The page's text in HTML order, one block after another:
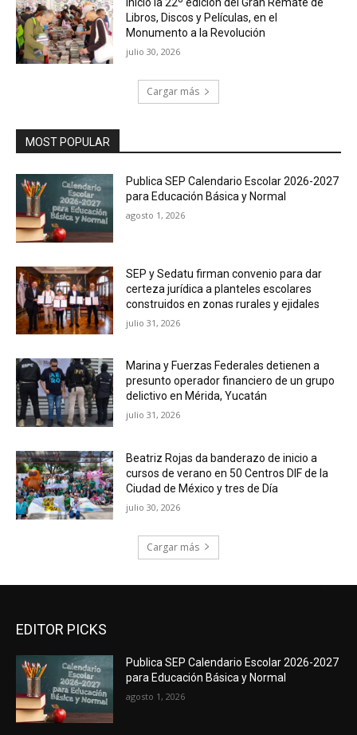
Inició la 22º edición del Gran Remate de
Libros, Discos y Películas, en el
Monumento a la Revolución
julio 30, 2026
Cargar más
MOST POPULAR
Publica SEP Calendario Escolar 2026-2027
para Educación Básica y Normal
agosto 1, 2026
SEP y Sedatu firman convenio para dar
certeza jurídica a planteles escolares
construidos en zonas rurales y ejidales
julio 31, 2026
Marina y Fuerzas Federales detienen a
presunto operador financiero de un grupo
delictivo en Mérida, Yucatán
julio 31, 2026
Beatriz Rojas da banderazo de inicio a
cursos de verano en 50 Centros DIF de la
Ciudad de México y tres de Día
julio 30, 2026
Cargar más
EDITOR PICKS
Publica SEP Calendario Escolar 2026-2027
para Educación Básica y Normal
agosto 1, 2026